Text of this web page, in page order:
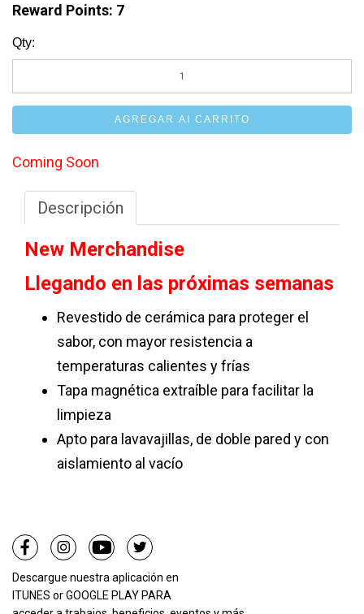
Reward Points: 7
Qty:
AGREGAR AI CARRITO
Coming Soon
Descripción
New Merchandise
Llegando en las próximas semanas
Revestido de cerámica para proteger el
sabor, con mayor resistencia a
temperaturas calientes y frías
Tapa magnética extraíble para facilitar la
limpieza
Apto para lavavajillas, de doble pared y con
aislamiento al vacío
Descargue nuestra aplicación en
ITUNES orGOOGLE PLAY PARA